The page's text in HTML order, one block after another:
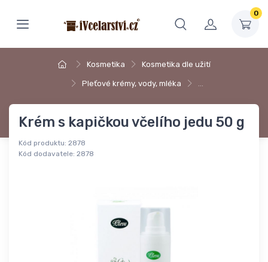
0
Kosmetika Kosmetika dle užití
Pleťové krémy, vody, mléka …
Krém s kapičkou včelího jedu 50 g
Kód produktu: 2878
Kód dodavatele: 2878